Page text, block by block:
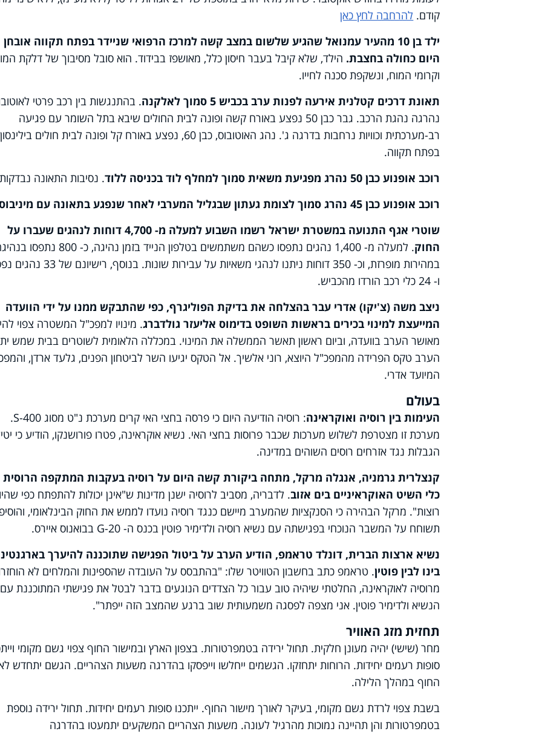
קודם. להרחבה לחץ כאן
ילד בן 10 מהעיר עמנואל שהגיע שלשום במצב קשה למרכז הרפואי שניידר בפתח תקווה אובחן
היום כחולה בחצבת. הילד, שלא קיבל בעבר חיסון כלל, מאושפז בבידוד. הוא סובל מסיבוך של דלקת
וקרומי המוח, ונשקפת סכנה לחייו.
תאונת דרכים קטלנית אירעה לפנות ערב בכביש 5 סמוך לאלקנה
. בהתנגשות בין רכב פרטי
נהרגה נהגת הרכב. גבר כבן 50 נפצע באורח קשה ופונה לבית החולים שיבא בתל השומר עם פגיעה
רב-מערכתית וכוויות נרחבות בדרגה ג'. נהג האוטובוס, כבן 60, נפצע באורח קל ופונה לבית חולים בילינסון
בפתח תקווה.
רוכב אופנוע כבן 50 נהרג מפגיעת משאית סמוך למחלף לוד בכניסה ללוד
. נסיבות התאונה
רוכב אופנוע כבן 45 נהרג סמוך לצומת געתון שבגליל המערבי לאחר שנפגע בתאונה עם מיניבוס
שוטרי אגף התנועה במשטרת ישראל רשמו השבוע למעלה מ- 4,700 דוחות לנהגים שעברו על
החוק
. למעלה מ- 1,400 נהגים נתפסו כשהם משתמשים בטלפון הנייד בזמן נהיגה, כ- 800
במהירות מופרזת, וכ- 350 דוחות ניתנו לנהגי משאיות על עבירות שונות.
ו- 24 כלי רכב הורדו מהכביש.
ניצב משה (צ'יקו) אדרי עבר בהצלחה את בדיקת הפוליגרף, כפי שהתבקש ממנו על ידי הוועדה
המייעצת למינוי בכירים בראשות השופט בדימוס אליעזר גולדברג. מינויו למפכ"ל המשטרה צפוי
מאושר הערב בוועדה, וביום ראשון תאשר הממשלה את המינוי. במכללה הלאומית לשוטרים בבית שמש
הערב טקס הפרידה מהמפכ"ל היוצא, רוני אלשיך. אל הטקס יגיעו השר לביטחון הפנים, גלעד ארדן,
המיועד אדרי.
בעולם
העימות בין רוסיה ואוקראינה: רוסיה הודיעה היום כי פרסה בחצי האי קרים מערכת נ"ט מסוג S-400
.
מערכת זו מצטרפת לשלוש מערכות שכבר פרוסות בחצי האי. נשיא אוקראינה, פטרו פורושנקו, הודיע כי
הגבלות נגד אזרחים רוסים השוהים במדינה.
קנצלרית גרמניה, אנגלה מרקל, מתחה ביקורת קשה היום על רוסיה בעקבות המתקפה הרוסית
כלי השיט האוקראיניים בים אזוב. לדבריה, מסביב לרוסיה ישנן מדינות ש"אינן יכולות להתפתח כפי שהיו
רוצות". מרקל הבהירה כי הסנקציות שהמערב מיישם כנגד רוסיה נועדו לממש את החוק הבינלאומי,
תשוחח על המשבר הנוכחי בפגישתה עם נשיא רוסיה ולדימיר פוטין בכנס ה- G-20 בבואנוס איירס.
נשיא ארצות הברית, דונלד טראמפ, הודיע הערב על ביטול הפגישה שתוכננה להיערך
בינו לבין פוטין. טראמפ כתב בחשבון הטוויטר שלו: "בהתבסס על העובדה שהספינות והמלחים לא
מרוסיה לאוקראינה, החלטתי שיהיה טוב עבור כל הצדדים הנוגעים בדבר לבטל את פגישתי המתוכננת עם
הנשיא ולדימיר פוטין. אני מצפה לפסגה משמעותית שוב ברגע שהמצב הזה ייפתר".
תחזית מזג האוויר
מחר (שישי) יהיה מעונן חלקית. תחול ירידה בטמפרטורות. בצפון הארץ ובמישור החוף צפוי גשם מקומי
סופות רעמים יחידות. הרוחות יתחזקו. הגשמים ייחלשו וייפסקו בהדרגה משעות הצהריים. הגשם יתחדש
החוף במהלך הלילה.
בשבת צפוי לרדת גשם מקומי, בעיקר לאורך מישור החוף. ייתכנו סופות רעמים יחידות. תחול ירידה נוספת
בטמפרטורות והן תהיינה נמוכות מהרגיל לעונה. משעות הצהריים המשקעים יתמעטו בהדרגה